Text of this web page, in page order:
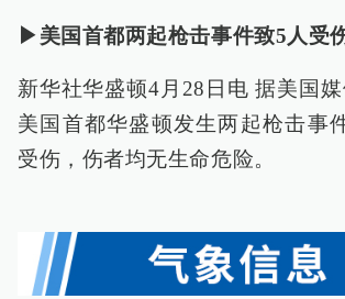
▶美国首都两起枪击事件致5人受
新华社华盛顿4月28日电 据美国媒
美国首都华盛顿发生两起枪击事
受伤，伤者均无生命危险。